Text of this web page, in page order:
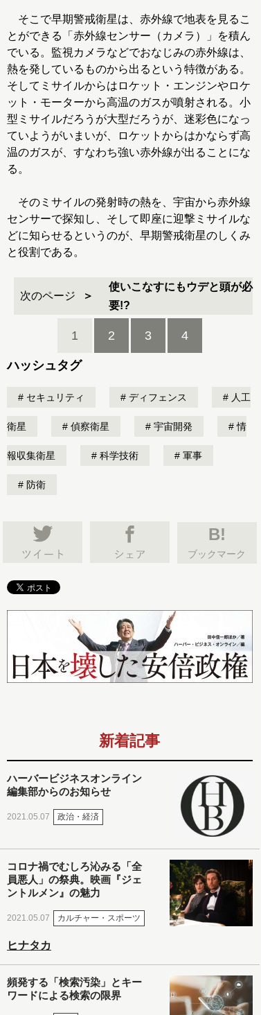
そこで早期警戒衛星は、赤外線で地表を見るこ
とができる「赤外線センサー（カメラ）」を積ん
でいる。監視カメラなどでおなじみの赤外線は、
熱を発しているものから出るという特徴がある。
そしてミサイルからはロケット・エンジンやロケ
ット・モーターから高温のガスが噴射される。小
型ミサイルだろうが大型だろうが、迷彩色になっ
ていようがいまいが、ロケットからはかならず高
温のガスが、すなわち強い赤外線が出ることにな
る。
そのミサイルの発射時の熱を、宇宙から赤外線
センサーで探知し、そして即座に迎撃ミサイルな
どに知らせるというのが、早期警戒衛星のしくみ
と役割である。
次のページ
使いこなすにもウデと頭が必
要!?
1 2 3 4
ハッシュタグ
セキュリティ ディフェンス 人工
衛星 偵察衛星 宇宙開発 情
報収集衛星 科学技術 軍事
防衛
B!
ブックマーク
新着記事
ハーバービジネスオンライン
編集部からのお知らせ
2021.05.07 政治・経済
コロナ禍でむしろ沁みる「全
員悪人」の祭典。映画『ジェ
ントルメン』の魅力
2021.05.07 カルチャー・スポーツ
ヒナタカ
頻発する「検索汚染」とキー
ワードによる検索の限界